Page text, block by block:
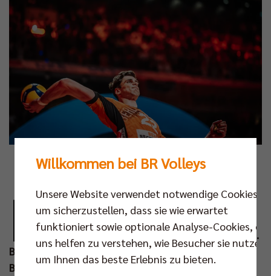
Fotos: Justus Stegemann
D ie Volleyball Bundesliga (VBL) hat die
wertvollsten Spieler:innen der Saison
2024/25 in der 1. Bundesliga ausgezeichnet.
Bei den Männern setzte sich Jake Hanes von den
Berlin Recycling Volleys mit neun goldenen MVP-
Willkommen bei BR Volleys
Unsere Website verwendet notwendige Cookies,
um sicherzustellen, dass sie wie erwartet
funktioniert sowie optionale Analyse-Cookies, die
uns helfen zu verstehen, wie Besucher sie nutzen,
um Ihnen das beste Erlebnis zu bieten.